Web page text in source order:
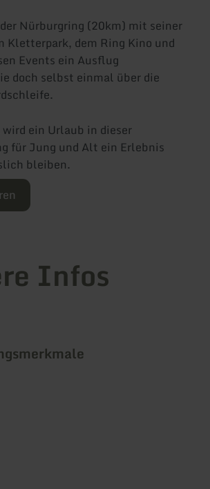
Nürburgring (20km) mit seiner
Kletterpark, dem Ring Kino und
Events ein Ausflug
doch selbst einmal über die
ein Urlaub in dieser
für Jung und Alt ein Erlebnis
bleiben.
Infos